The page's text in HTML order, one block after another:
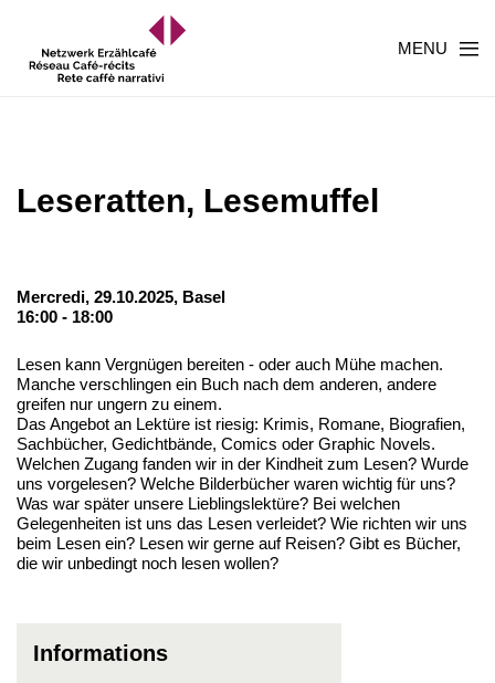
MENU
Leseratten, Lesemuffel
Mercredi, 29.10.2025, Basel
16:00 - 18:00
Lesen kann Vergnügen bereiten - oder auch Mühe machen.
Manche verschlingen ein Buch nach dem anderen, andere
greifen nur ungern zu einem.
Das Angebot an Lektüre ist riesig: Krimis, Romane, Biografien,
Sachbücher, Gedichtbände, Comics oder Graphic Novels.
Welchen Zugang fanden wir in der Kindheit zum Lesen? Wurde
uns vorgelesen? Welche Bilderbücher waren wichtig für uns?
Was war später unsere Lieblingslektüre? Bei welchen
Gelegenheiten ist uns das Lesen verleidet? Wie richten wir uns
beim Lesen ein? Lesen wir gerne auf Reisen? Gibt es Bücher,
die wir unbedingt noch lesen wollen?
Informations